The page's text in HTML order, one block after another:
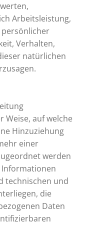
Arbeitsleistung,
Verhalten,
natürlichen
Weise, auf welche
Hinzuziehung
einer
werden
Informationen
technischen und
die
Daten